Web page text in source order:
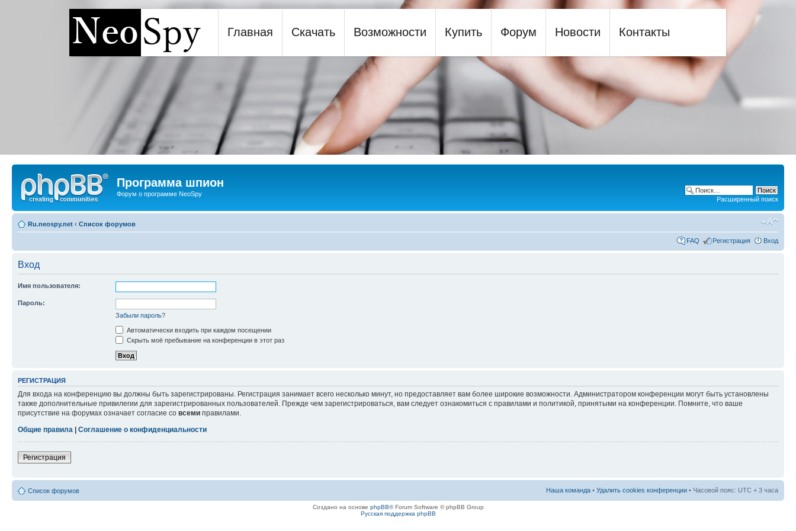
Программа шпион NeoSpy
Главная Скачать Возможности Купить Форум Новости Контакты
Программа шпион
Форум о программе NeoSpy
Расширенный поиск
Ru.neospy.net ‹ Список форумов
FAQ Регистрация Вход
Вход
Имя пользователя:
Пароль:
Забыли пароль?
Автоматически входить при каждом посещении
Скрыть моё пребывание на конференции в этот раз
РЕГИСТРАЦИЯ
Для входа на конференцию вы должны быть зарегистрированы. Регистрация занимает всего несколько минут, но предоставляет вам более широкие возможности. Администратором конференции могут быть установлены
также дополнительные привилегии для зарегистрированных пользователей. Прежде чем зарегистрироваться, вам следует ознакомиться с правилами и политикой, принятыми на конференции. Помните, что ваше
присутствие на форумах означает согласие со всеми правилами.
Общие правила
Соглашение о конфиденциальности
Регистрация
Список форумов Наша команда • Удалить cookies конференции • Часовой пояс: UTC + 3 часа
Создано на основе phpBB® Forum Software © phpBB Group
Русская поддержка phpBB